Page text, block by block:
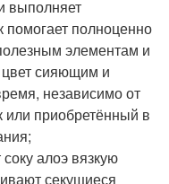
выполняет
помогает полноценно
элементам и
сияющим и
независимо от
или приобретённый в
алоэ вязкую
секущиеся